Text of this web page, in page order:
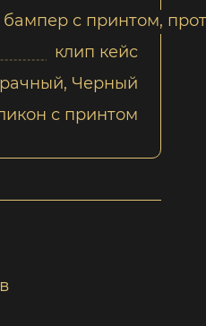
с принтом,
клип кейс
Черный
с принтом